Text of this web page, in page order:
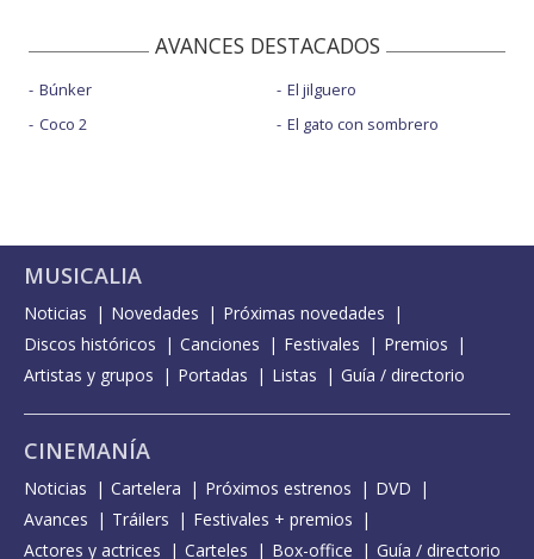
AVANCES DESTACADOS
Búnker
Coco 2
El jilguero
El gato con sombrero
MUSICALIA
Noticias Novedades
Próximas novedades
Discos históricos
Canciones Festivales
Premios
Artistas y grupos
Portadas Listas Guía / directorio
CINEMANÍA
Noticias Cartelera Próximos estrenos
DVD
Avances
Tráilers
Festivales + premios
Actores y actrices
Carteles Box-office Guía / directorio